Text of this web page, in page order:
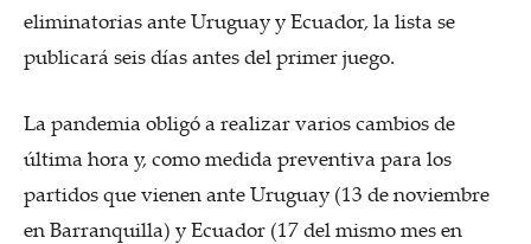
eliminatorias ante Uruguay y Ecuador, la lista se
publicará seis días antes del primer juego.
La pandemia obligó a realizar varios cambios de
última hora y, como medida preventiva para los
partidos que vienen ante Uruguay (13 de noviembre
en Barranquilla) y Ecuador (17 del mismo mes en